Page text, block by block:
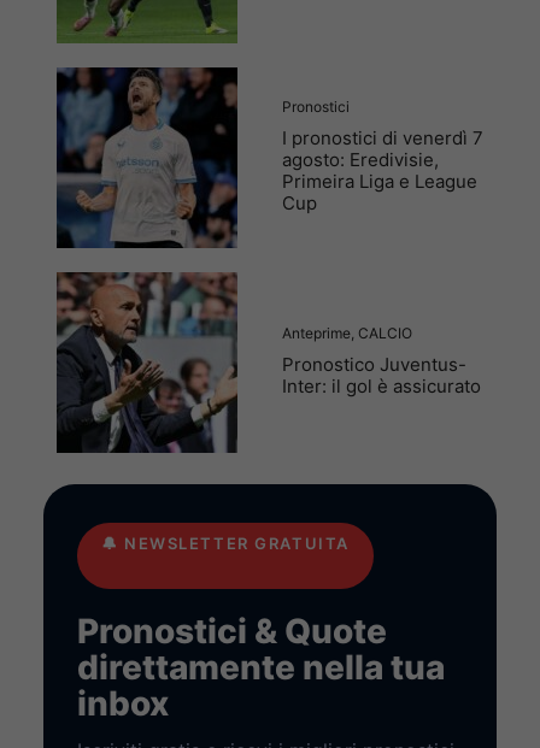
Pronostici
I pronostici di venerdì 7
agosto: Eredivisie,
Primeira Liga e League
Cup
Anteprime CALCIO
Pronostico Juventus-
Inter: il gol è assicurato
🔔 NEWSLETTER GRATUITA
Pronostici & Quote
direttamente nella tua
inbox